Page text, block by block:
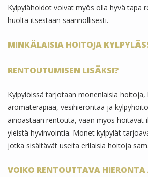
Kylpylähoidot voivat myös olla hyvä tapa
huolta itsestään säännöllisesti.
MINKÄLAISIA HOITOJA
RENTOUTUMISEN LISÄKSI?
Kylpylöissä tarjotaan monenlaisia
aromaterapiaa, vesihierontaa ja
ainoastaan rentouta, vaan myös hoitavat
yleistä hyvinvointia. Monet kylpylät
jotka sisältävät useita erilaisia hoitoja
VOIKO RENTOUTTAVA